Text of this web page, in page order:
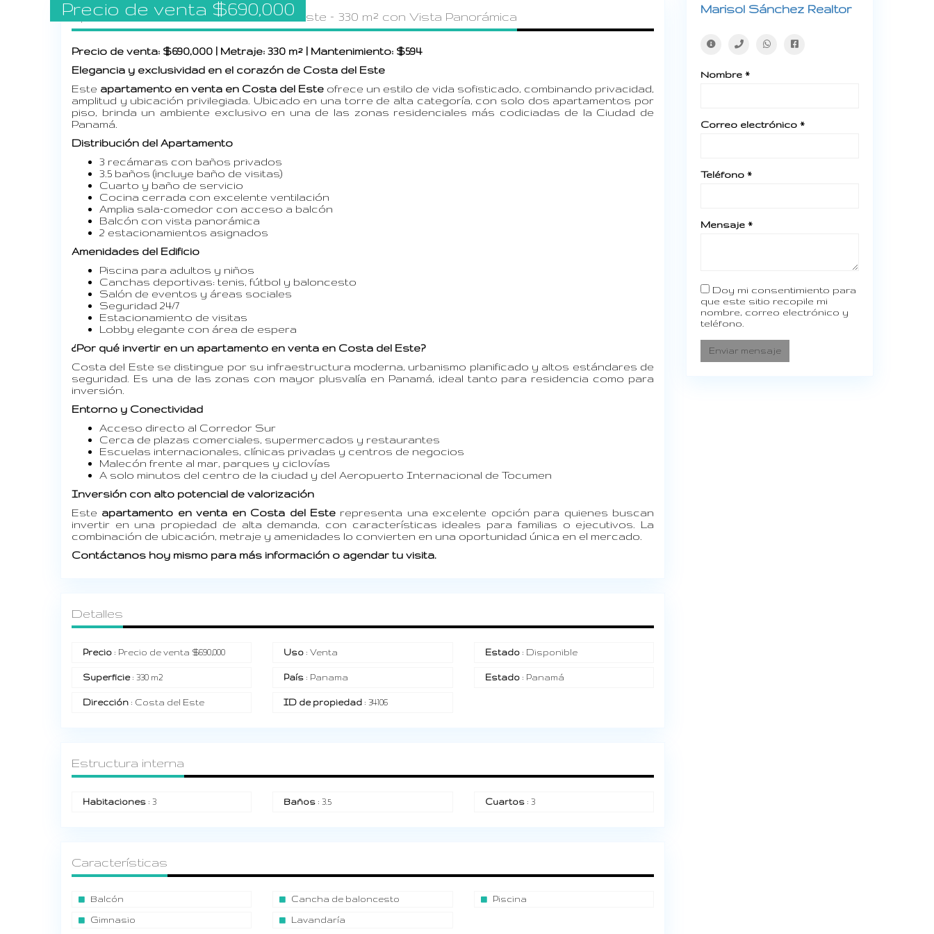
Precio de venta $690,000
Apartamento en Venta en Costa del Este – 330 m² con Vista Panorámica
Precio de venta: $690,000 | Metraje: 330 m² | Mantenimiento: $594
Elegancia y exclusividad en el corazón de Costa del Este
Este apartamento en venta en Costa del Este ofrece un estilo de vida sofisticado, combinando privacidad,
amplitud y ubicación privilegiada. Ubicado en una torre de alta categoría, con solo dos apartamentos por
piso, brinda un ambiente exclusivo en una de las zonas residenciales más codiciadas de la Ciudad de
Panamá.
Distribución del Apartamento
3 recámaras con baños privados
3.5 baños (incluye baño de visitas)
Cuarto y baño de servicio
Cocina cerrada con excelente ventilación
Amplia sala-comedor con acceso a balcón
Balcón con vista panorámica
2 estacionamientos asignados
Amenidades del Edificio
Piscina para adultos y niños
Canchas deportivas: tenis, fútbol y baloncesto
Salón de eventos y áreas sociales
Seguridad 24/7
Estacionamiento de visitas
Lobby elegante con área de espera
¿Por qué invertir en un apartamento en venta en Costa del Este?
Costa del Este se distingue por su infraestructura moderna, urbanismo planificado y altos estándares de
seguridad. Es una de las zonas con mayor plusvalía en Panamá, ideal tanto para residencia como para
inversión.
Entorno y Conectividad
Acceso directo al Corredor Sur
Cerca de plazas comerciales, supermercados y restaurantes
Escuelas internacionales, clínicas privadas y centros de negocios
Malecón frente al mar, parques y ciclovías
A solo minutos del centro de la ciudad y del Aeropuerto Internacional de Tocumen
Inversión con alto potencial de valorización
Este apartamento en venta en Costa del Este representa una excelente opción para quienes buscan
invertir en una propiedad de alta demanda, con características ideales para familias o ejecutivos. La
combinación de ubicación, metraje y amenidades lo convierten en una oportunidad única en el mercado.
Contáctanos hoy mismo para más información o agendar tu visita.
Detalles
Precio : Precio de venta $690,000 Uso : Venta Estado: Disponible
Superficie: 330 m2 País : Panama Estado: Panamá
Dirección : Costa del Este ID de propiedad : 34106
Estructura interna
Habitaciones : 3 Baños : 3.5 Cuartos: 3
Características
Balcón Cancha de baloncesto Piscina
Gimnasio Lavandaría
Marisol Sánchez Realtor
Nombre *
Correo electrónico *
Teléfono *
Mensaje *
Doy mi consentimiento para
que este sitio recopile mi
nombre, correo electrónico y
teléfono.
Enviar mensaje